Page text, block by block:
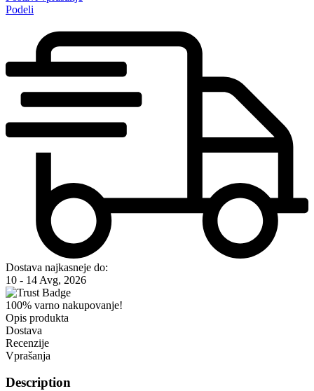
Podeli
Dostava najkasneje do:
10 - 14 Avg, 2026
100% varno nakupovanje!
Opis produkta
Dostava
Recenzije
Vprašanja
Description